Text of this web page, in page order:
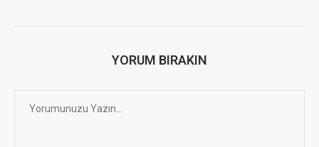
YORUM BIRAKIN